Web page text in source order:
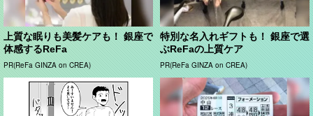
上質な眠りも美髪ケアも！ 銀座で
体感するReFa
PR(ReFa GINZA on CREA)
特別な名入れギフトも！ 銀座で選
ぶReFaの上質ケア
PR(ReFa GINZA on CREA)